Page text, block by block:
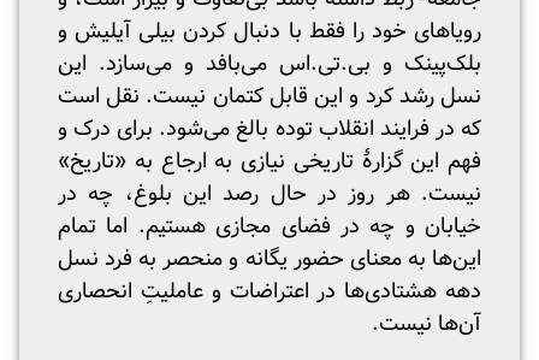
رویاهای خود را فقط با دنبال کردن بیلی آیلیش و
بلک‌پینک و بی.تی.اس می‌بافد و می‌سازد. این
نسل رشد کرد و این قابل کتمان نیست. نقل است
که در فرایند انقلاب توده بالغ می‌شود. برای درک و
فهم این گزارۀ تاریخی نیازی به ارجاع به «تاریخ»
نیست. هر روز در حال رصد این بلوغ، چه در
خیابان و چه در فضای مجازی هستیم. اما تمام
این‌ها به معنای حضور یگانه و منحصر به فرد نسل
دهه هشتادی‌ها در اعتراضات و عاملیتِ انحصاری
آن‌ها نیست.